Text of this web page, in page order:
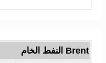
Brent النفط الخام